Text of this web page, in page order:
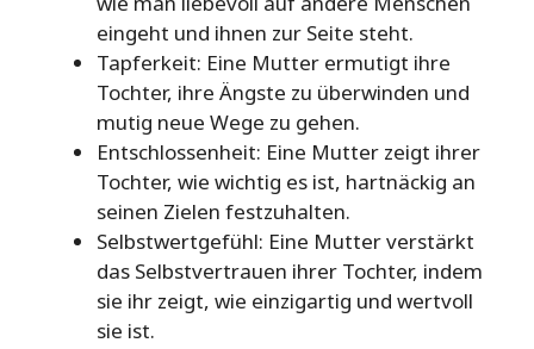
eingeht und ihnen zur Seite steht.
Tapferkeit: Eine Mutter ermutigt ihre
Tochter, ihre Ängste zu überwinden und
mutig neue Wege zu gehen.
Entschlossenheit: Eine Mutter zeigt ihrer
Tochter, wie wichtig es ist, hartnäckig an
seinen Zielen festzuhalten.
Selbstwertgefühl: Eine Mutter verstärkt
das Selbstvertrauen ihrer Tochter, indem
sie ihr zeigt, wie einzigartig und wertvoll
sie ist.